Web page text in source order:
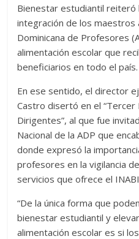
Bienestar estudiantil reiteró
integración de los maestros
Dominicana de Profesores
alimentación escolar que
beneficiarios en todo el país.
En ese sentido, el director
Castro disertó en el “Tercer
Dirigentes”, al que fue
Nacional de la ADP que
donde expresó la
profesores en la vigilancia
servicios que ofrece el
“De la única forma que
bienestar estudiantil y
alimentación escolar es si